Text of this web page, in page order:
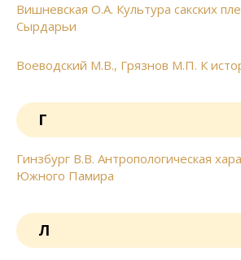
Вишневская О.А. Культура сакских
Сырдарьи
Воеводский М.В., Грязнов М.П. К
Г
Гинзбург В.В. Антропологическая
Южного Памира
Л